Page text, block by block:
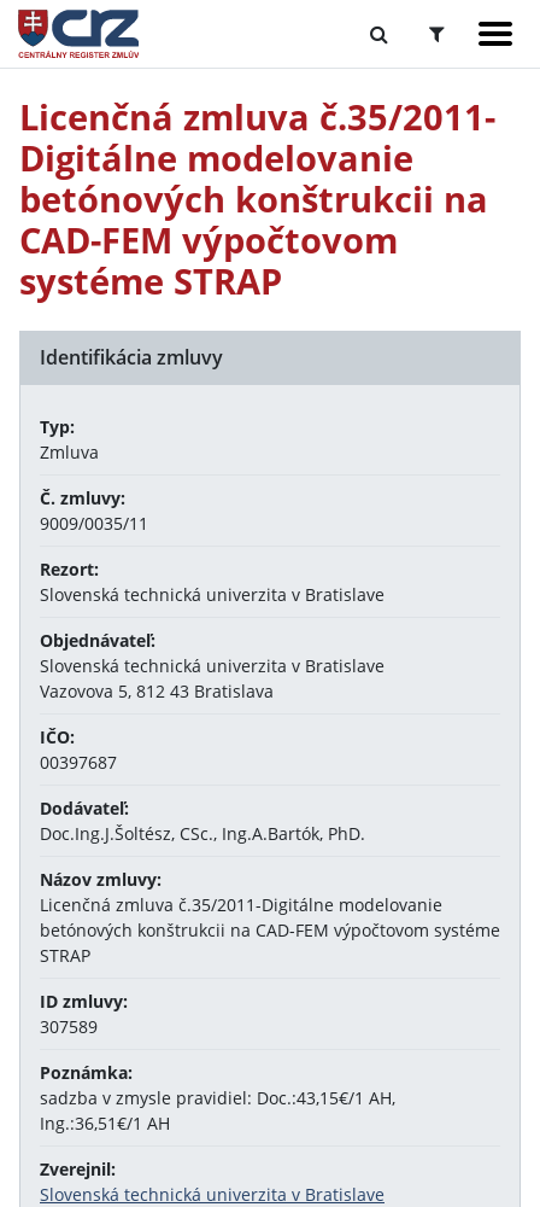
Licenčná zmluva č.35/2011-
Digitálne modelovanie
betónových konštrukcii na
CAD-FEM výpočtovom
systéme STRAP
Identifikácia zmluvy
Typ:
Zmluva
Č. zmluvy:
9009/0035/11
Rezort:
Slovenská technická univerzita v Bratislave
Objednávateľ:
Slovenská technická univerzita v Bratislave
Vazovova 5, 812 43 Bratislava
IČO:
00397687
Dodávateľ:
Doc.Ing.J.Šoltész, CSc., Ing.A.Bartók, PhD.
Názov zmluvy:
Licenčná zmluva č.35/2011-Digitálne modelovanie
betónových konštrukcii na CAD-FEM výpočtovom systéme
STRAP
ID zmluvy:
307589
Poznámka:
sadzba v zmysle pravidiel: Doc.:43,15€/1 AH,
Ing.:36,51€/1 AH
Zverejnil:
Slovenská technická univerzita v Bratislave